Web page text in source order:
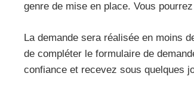
genre de mise en place. Vous
La demande sera réalisée en moins
de compléter le formulaire de
confiance et recevez sous quelques